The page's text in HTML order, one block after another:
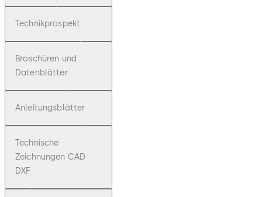
Technikprospekt
Broschüren und
Datenblätter
Anleitungsblätter
Technische
Zeichnungen CAD
DXF